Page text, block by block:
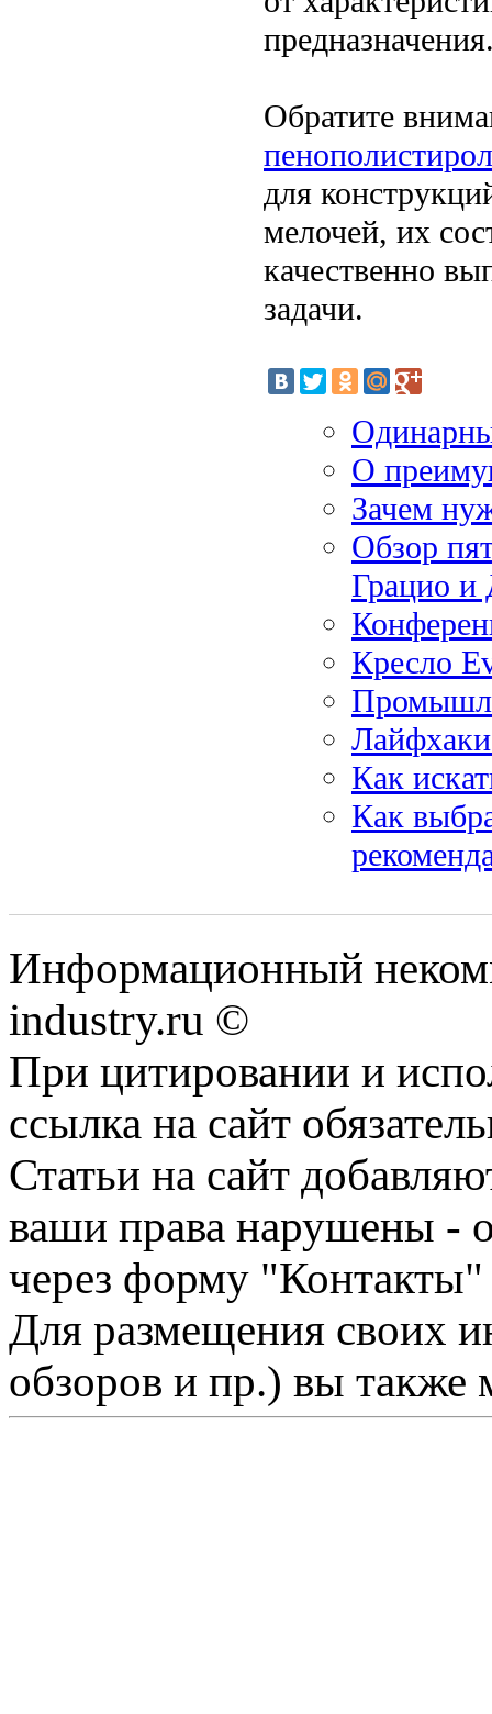
Обратите
для
мелочей, их
качественно
задачи.
О
Зачем
Обзор
Грацио и
Кресло
Лайфхаки
Как
Как
Информационный
industry.ru ©
При цитировании и
ссылка на сайт
Статьи на сайт
ваши права нарушены -
через форму "Контакты"
Для размещения своих
обзоров и пр.) вы также